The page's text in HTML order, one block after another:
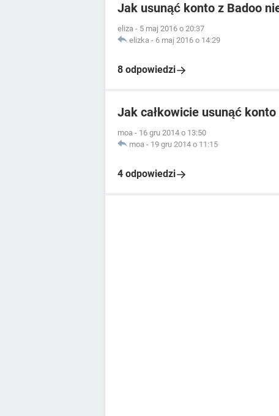
Jak usunąć konto z Badoo
eliza - 5 maj 2016 o 20:37
elizka - 6 maj 2016 o 14:29
8 odpowiedzi
Jak całkowicie usunąć konto
moa - 16 gru 2014 o 13:50
moa - 19 gru 2014 o 11:15
4 odpowiedzi